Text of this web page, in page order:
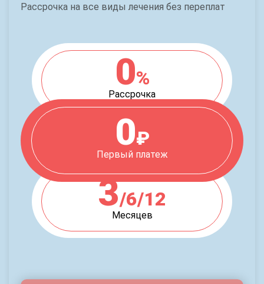
Рассрочка на все виды лечения без переплат
0%
Рассрочка
0₽
Первый платеж
3/6/12
Месяцев